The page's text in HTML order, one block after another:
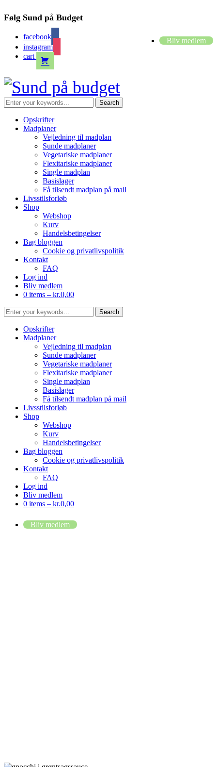
Følg Sund på Budget
facebook
instagram
cart
Bliv medlem
Opskrifter
Madplaner
Vejledning til madplan
Sunde madplaner
Vegetariske madplaner
Flexitariske madplaner
Single madplan
Basislager
Få tilsendt madplan på mail
Livsstilsforløb
Shop
Webshop
Kurv
Handelsbetingelser
Bag bloggen
Cookie og privatlivspolitik
Kontakt
FAQ
Log ind
Bliv medlem
0 items – kr.0,00
Opskrifter
Madplaner
Vejledning til madplan
Sunde madplaner
Vegetariske madplaner
Flexitariske madplaner
Single madplan
Basislager
Få tilsendt madplan på mail
Livsstilsforløb
Shop
Webshop
Kurv
Handelsbetingelser
Bag bloggen
Cookie og privatlivspolitik
Kontakt
FAQ
Log ind
Bliv medlem
0 items – kr.0,00
Bliv medlem